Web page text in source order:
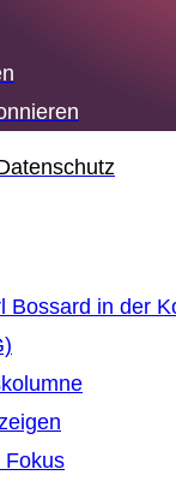
Bossard in der
Fokus